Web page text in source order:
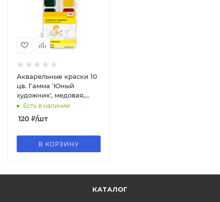
Акварельные краски 10
цв. Гамма 'Юный
художник', медовая,
пласт. уп., европодес,
без кисти, 212072
Есть в наличии
120 ₽/шт
В КОРЗИНУ
КАТАЛОГ